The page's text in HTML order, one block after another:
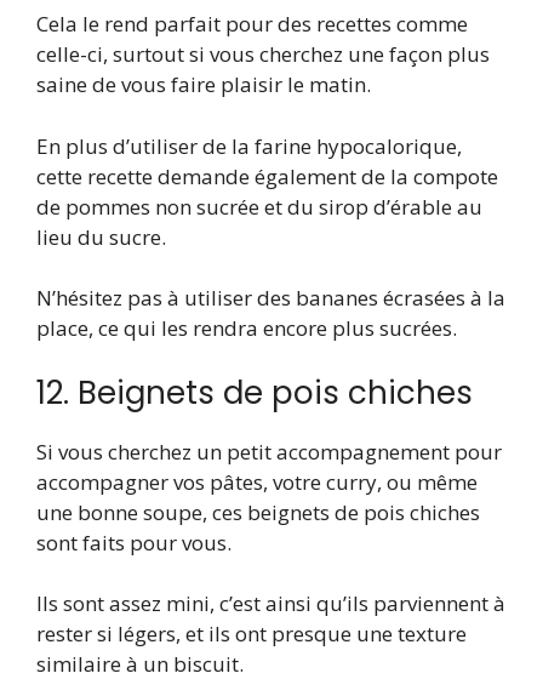
Cela le rend parfait pour des recettes comme
celle-ci, surtout si vous cherchez une façon plus
saine de vous faire plaisir le matin.
En plus d’utiliser de la farine hypocalorique,
cette recette demande également de la compote
de pommes non sucrée et du sirop d’érable au
lieu du sucre.
N’hésitez pas à utiliser des bananes écrasées à la
place, ce qui les rendra encore plus sucrées.
12. Beignets de pois chiches
Si vous cherchez un petit accompagnement pour
accompagner vos pâtes, votre curry, ou même
une bonne soupe, ces beignets de pois chiches
sont faits pour vous.
Ils sont assez mini, c’est ainsi qu’ils parviennent à
rester si légers, et ils ont presque une texture
similaire à un biscuit.